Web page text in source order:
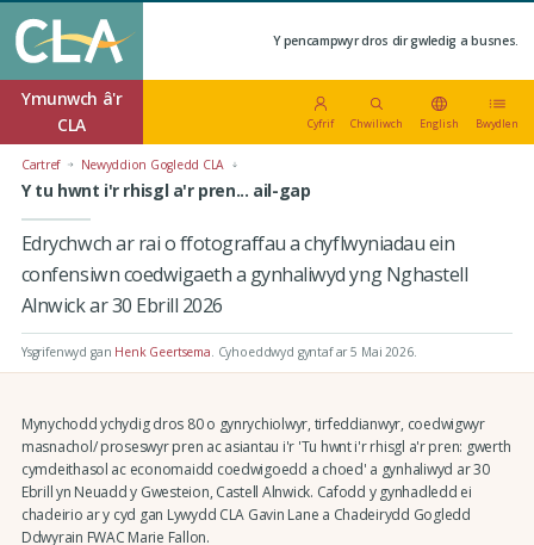
Y pencampwyr dros dir gwledig a busnes.
Ymunwch â'r
CLA
Cyfrif Chwiliwch English Bwydlen
Cartref Newyddion Gogledd CLA
Y tu hwnt i'r rhisgl a'r pren... ail-gap
Edrychwch ar rai o ffotograffau a chyflwyniadau ein
confensiwn coedwigaeth a gynhaliwyd yng Nghastell
Alnwick ar 30 Ebrill 2026
Ysgrifenwyd gan Henk Geertsema Cyhoeddwyd gyntaf ar 5 Mai 2026.
Mynychodd ychydig dros 80 o gynrychiolwyr, tirfeddianwyr, coedwigwyr
masnachol/ proseswyr pren ac asiantau i'r 'Tu hwnt i'r rhisgl a'r pren: gwerth
cymdeithasol ac economaidd coedwigoedd a choed' a gynhaliwyd ar 30
Ebrill yn Neuadd y Gwesteion, Castell Alnwick. Cafodd y gynhadledd ei
chadeirio ar y cyd gan Lywydd CLA Gavin Lane a Chadeirydd Gogledd
Ddwyrain FWAC Marie Fallon.